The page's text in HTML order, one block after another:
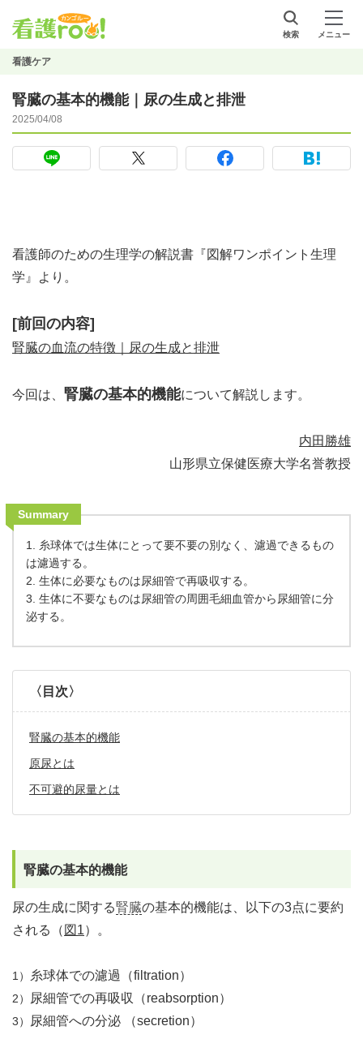
検索 メニュー
看護ケア
腎臓の基本的機能｜尿の生成と排泄
2025/04/08
看護師のための生理学の解説書『図解ワンポイント生理
学』より。
[前回の内容]
腎臓の血流の特徴｜尿の生成と排泄
今回は、 腎臓の基本的機能について解説します。
内田勝雄
山形県立保健医療大学名誉教授
Summary
1. 糸球体では生体にとって要不要の別なく、濾過できるもの
は濾過する。
2. 生体に必要なものは尿細管で再吸収する。
3. 生体に不要なものは尿細管の周囲毛細血管から尿細管に分
泌する。
〈目次〉
腎臓の基本的機能
原尿とは
不可避的尿量とは
腎臓の基本的機能
尿の生成に関する腎臓の基本的機能は、以下の3点に要約
される（ 図1）。
1） 糸球体での濾過（filtration）
2） 尿細管での再吸収（reabsorption）
3） 尿細管への分泌 （secretion）